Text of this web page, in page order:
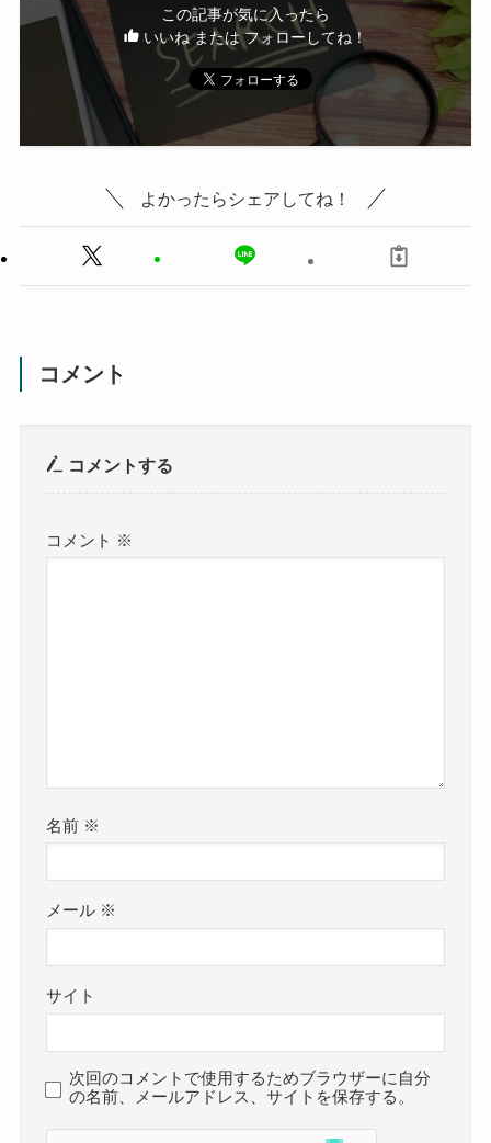
この記事が気に入ったら
いいね または フォローしてね！
よかったらシェアしてね！
コメント
コメントする
コメント ※
名前 ※
メール ※
サイト
次回のコメントで使用するためブラウザーに自分
の名前、メールアドレス、サイトを保存する。